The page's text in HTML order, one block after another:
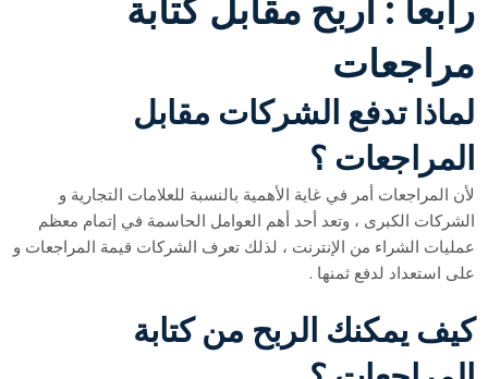
مراجعات
لماذا تدفع الشركات مقابل
المراجعات ؟
لأن المراجعات أمر في غاية الأهمية بالنسبة للعلامات التجارية و
الشركات الكبرى ، وتعد أحد أهم العوامل الحاسمة في إتمام معظم
عمليات الشراء من الإنترنت ، لذلك تعرف الشركات قيمة المراجعات و
على استعداد لدفع ثمنها .
كيف يمكنك الربح من كتابة